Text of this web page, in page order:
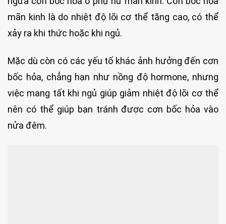
mãn kinh là do nhiệt độ lõi cơ thể tăng cao, có thể
xảy ra khi thức hoặc khi ngủ.
Mặc dù còn có các yếu tố khác ảnh hưởng đến cơn
bốc hỏa, chẳng hạn như nồng độ hormone, nhưng
việc mang tất khi ngủ giúp giảm nhiệt độ lõi cơ thể
nên có thể giúp bạn tránh được cơn bốc hỏa vào
nửa đêm.